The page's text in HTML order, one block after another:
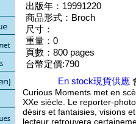
出版年：19991220
商品形式：Broch
尺寸：
重量：0
頁數：800 pages
台幣定價:790
En stock現貨供應
Curious Moments met en
XXe siècle. Le reporter-
désirs et fantaisies, visions
lecteur retrouvera